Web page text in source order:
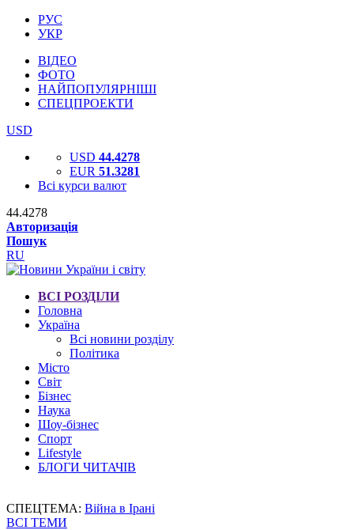
РУС
УКР
ВІДЕО
ФОТО
НАЙПОПУЛЯРНІШІ
СПЕЦПРОЕКТИ
USD
USD 44.4278
EUR 51.3281
Всі курси валют
44.4278
Авторизація
Пошук
RU
ВСІ РОЗДІЛИ
Головна
Україна
Всі новини розділу
Політика
Місто
Світ
Бізнес
Наука
Шоу-бізнес
Спорт
Lifestyle
БЛОГИ ЧИТАЧІВ
СПЕЦТЕМА: Війна в Ірані
ВСІ ТЕМИ